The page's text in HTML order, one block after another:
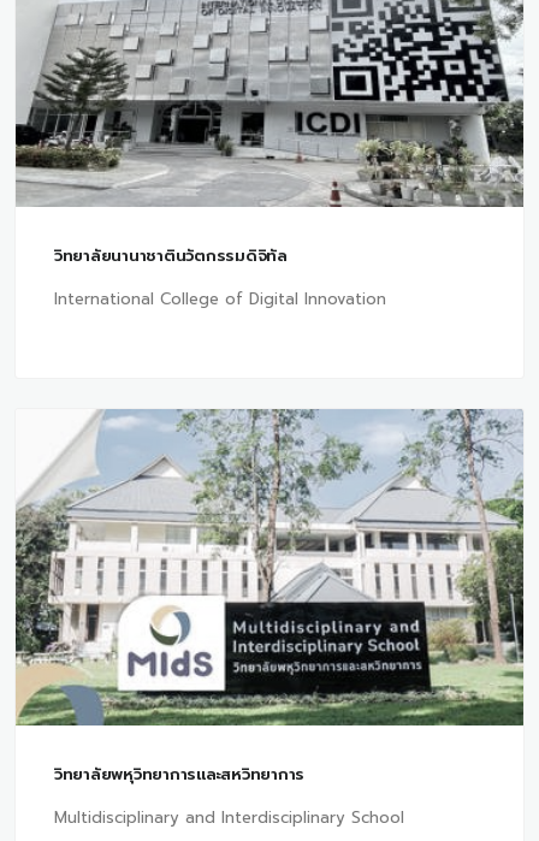
วิทยาลัยนานาชาตินวัตกรรมดิจิทัล
International College of Digital Innovation
วิทยาลัยพหุวิทยาการและสหวิทยาการ
Multidisciplinary and Interdisciplinary School